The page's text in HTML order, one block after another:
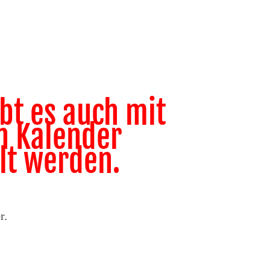
es auch mit
Kalender
werden.